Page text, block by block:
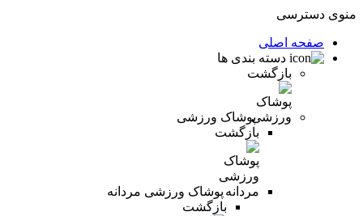
منوی دسترسی
صفحه اصلی
دسته بندی ها
بازگشت
پوشاک ورزشی
بازگشت
پوشاک ورزشی مردانه
بازگشت